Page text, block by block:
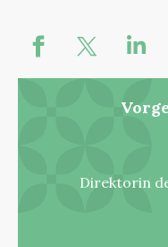
Direktorin